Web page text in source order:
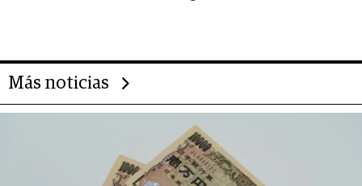
Más noticias